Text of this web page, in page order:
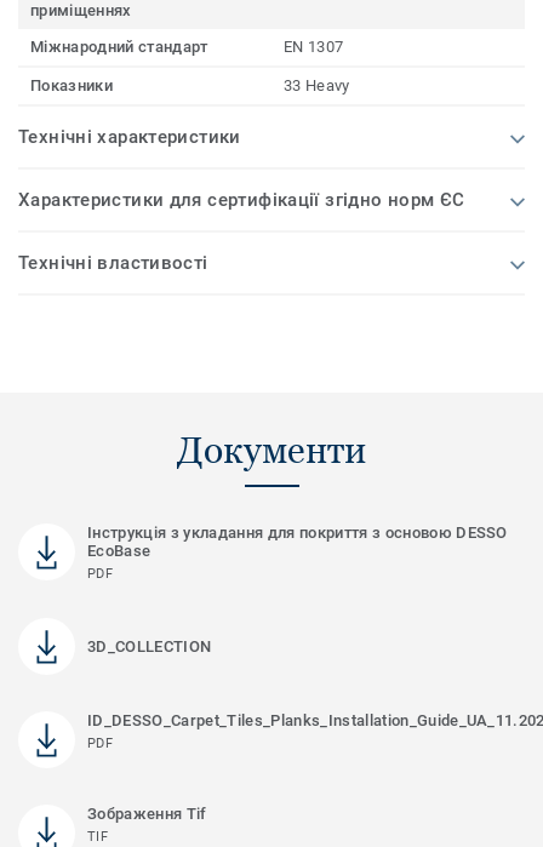
приміщеннях
Міжнародний стандарт
EN 1307
Показники 33 Heavy
Технічні характеристики
Характеристики для сертифікації згідно норм ЄС
Технічні властивості
Документи
Інструкція з укладання для покриття з основою DESSO
EcoBase
PDF
3D_COLLECTION
PDF
Зображення Tif
TIF